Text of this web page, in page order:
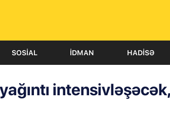
SOSIAL İDMAN HADISƏ
intensivləşəcək,